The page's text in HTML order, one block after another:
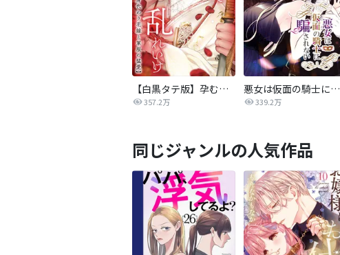
【白黒タテ版】孕むまで乱れいけ～身代わり花嫁と軍服の猛愛
357.2万
悪女は仮面の騎士に騙されない
339.2万
同じジャンルの人気作品